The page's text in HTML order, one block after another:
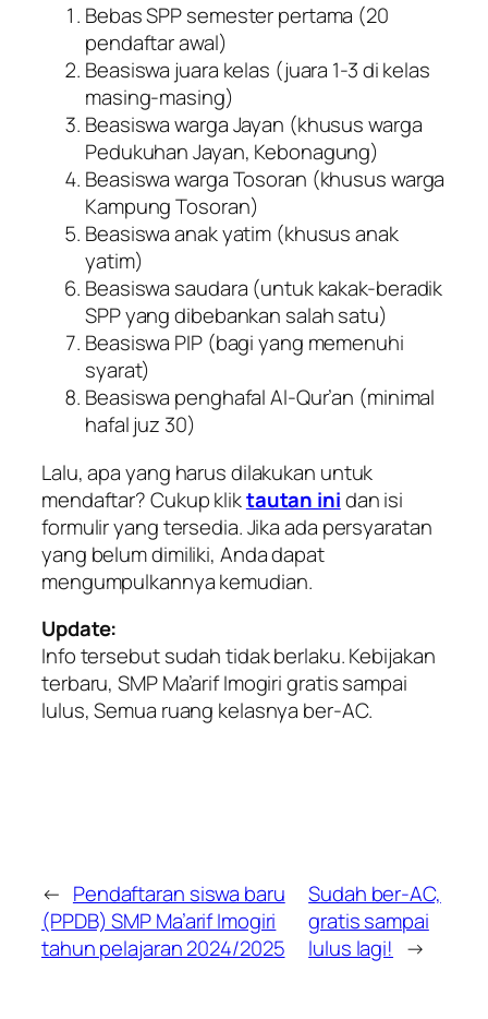
Bebas SPP semester pertama (20
pendaftar awal)
Beasiswa juara kelas (juara 1-3 di kelas
masing-masing)
Beasiswa warga Jayan (khusus warga
Pedukuhan Jayan, Kebonagung)
Beasiswa warga Tosoran (khusus warga
Kampung Tosoran)
Beasiswa anak yatim (khusus anak
yatim)
Beasiswa saudara (untuk kakak-beradik
SPP yang dibebankan salah satu)
Beasiswa PIP (bagi yang memenuhi
syarat)
Beasiswa penghafal Al-Qur’an (minimal
hafal juz 30)
Lalu, apa yang harus dilakukan untuk
mendaftar? Cukup kliktautan inidan isi
formulir yang tersedia. Jika ada persyaratan
yang belum dimiliki, Anda dapat
mengumpulkannya kemudian.
Update:
Info tersebut sudah tidak berlaku. Kebijakan
terbaru, SMP Ma’arif Imogiri gratis sampai
lulus, Semua ruang kelasnya ber-AC.
← Pendaftaran siswa baru
(PPDB) SMP Ma’arif Imogiri
tahun pelajaran 2024/2025
Sudah ber-AC,
gratis sampai
lulus lagi! →